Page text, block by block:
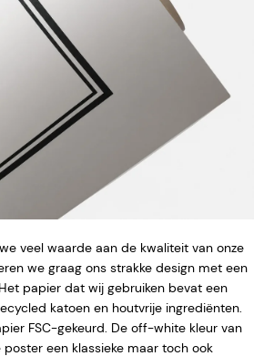
veel waarde aan de kwaliteit van onze
we graag ons strakke design met een
papier dat wij gebruiken bevat een
katoen en houtvrije ingrediënten.
FSC-gekeurd. De off-white kleur van
een klassieke maar toch ook